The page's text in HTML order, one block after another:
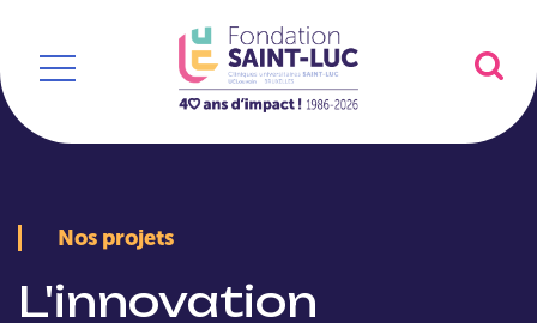
Nos projets
L'innovation